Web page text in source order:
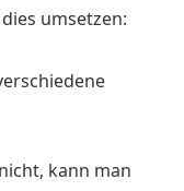
umsetzen:
kann man